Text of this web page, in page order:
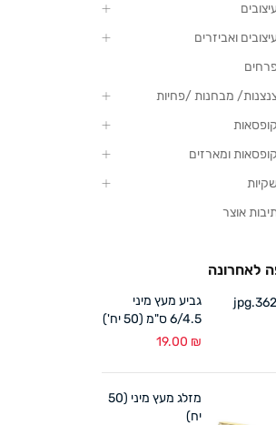
עיצובים
עיצובים ואביזרים
מבחנות /פחיות
קופסאות
קופסאות ומארזים
שקיות
אוצר
לאחרונה
גביע מעץ מיני
6/4.5 ס"מ (50 יח')
19.00 ₪
מזלג מעץ מיני (50
יח)